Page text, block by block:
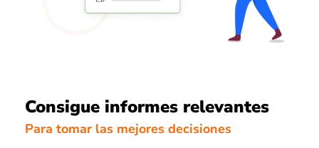
Consigue informes relevantes
Para tomar las mejores decisiones